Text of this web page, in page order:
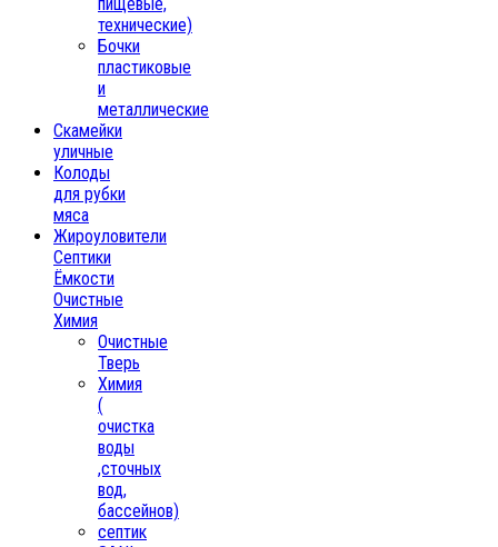
технические)
Бочки
пластиковые
и
металлические
Скамейки
уличные
Колоды
для рубки
мяса
Жироуловители
Септики
Ёмкости
Очистные
Химия
Очистные
Тверь
Химия
(
очистка
воды
,сточных
вод,
бассейнов)
септик